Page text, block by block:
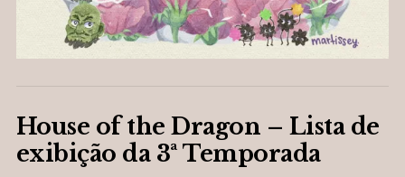
House of the Dragon – Lista de
exibição da 3ª Temporada